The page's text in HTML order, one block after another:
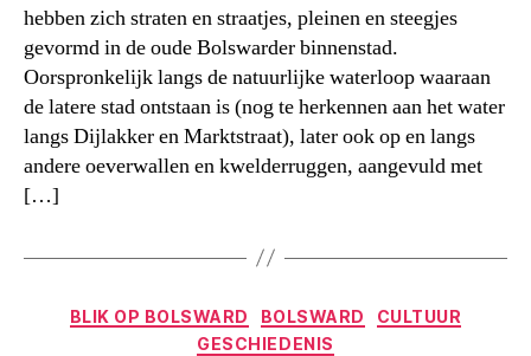
hebben zich straten en straatjes, pleinen en steegjes
gevormd in de oude Bolswarder binnenstad.
Oorspronkelijk langs de natuurlijke waterloop waaraan
de latere stad ontstaan is (nog te herkennen aan het water
langs Dijlakker en Marktstraat), later ook op en langs
andere oeverwallen en kwelderruggen, aangevuld met
[…]
Categorieën
BLIK OP BOLSWARD BOLSWARD
CULTUUR
GESCHIEDENIS